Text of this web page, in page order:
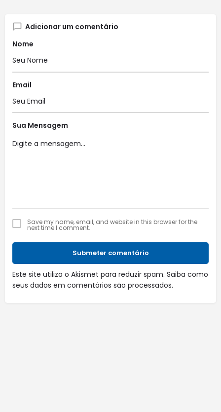
Adicionar um comentário
Nome
Email
Sua Mensagem
Save my name, email, and website in this browser for the
next time I comment.
Submeter comentário
Este site utiliza o Akismet para reduzir spam. Saiba como
seus dados em comentários são processados.